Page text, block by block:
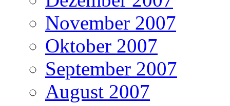
November 2007
Oktober 2007
September 2007
August 2007